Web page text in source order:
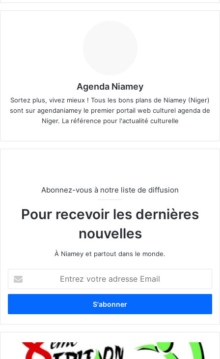
Agenda Niamey
Sortez plus, vivez mieux ! Tous les bons plans de Niamey (Niger)
sont sur agendaniamey le premier portail web culturel agenda de
Niger. La référence pour l'actualité culturelle
Abonnez-vous à notre liste de diffusion
Pour recevoir les dernières
nouvelles
À Niamey et partout dans le monde.
t
e
z